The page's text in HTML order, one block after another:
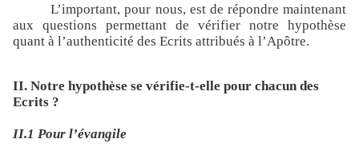
L’important, pour nous, est de répondre maintenant
aux questions permettant de vérifier notre hypothèse
quant à l’authenticité des Ecrits attribués à l’Apôtre.
II. Notre hypothèse se vérifie-t-elle pour chacun des
Ecrits ?
II.1 Pour l’évangile